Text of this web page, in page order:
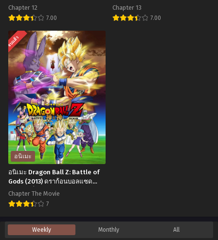
โรมั
งกะ
ตอน
ที่1-
12
ซับ
ไทย
เปอร์:
โบร
วันของราชาแห่งเซียน ภาค 2 ตอน
ที่1-12 พากย์ไทย+ซับไทย
Chapter 12
7.00
อ
นิ
เมะ
Xian
Wang
De
Ri
Chang
Sheng
Huo
Season
2
ชีวิต
ประจำ
วัน
ของ
ไทย+ซับไทย
Chapter 13
7.00
13
พากย์
จบแล้ว
อนิเมะ
อนิเมะ Dragon Ball Z: Battle of
Gods (2013) ดราก้อนบอลแซด
เดอะมูฟวี่ 14: ศึกสงครามเทพเจ้า
พากย์ไทย
Chapter The Movie
7
อ
นิ
Weekly Monthly All